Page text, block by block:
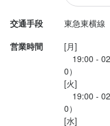
締めのパスタも本格的で
居酒屋というよりビスト
も丁寧に作られているの
店内は若いお客さんが多く
交通手段
東急東横線
営業時間
[月]
19:00 -
0）
[火]
19:00 -
0）
[水]